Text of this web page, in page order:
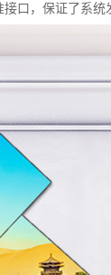
口，保证了系统